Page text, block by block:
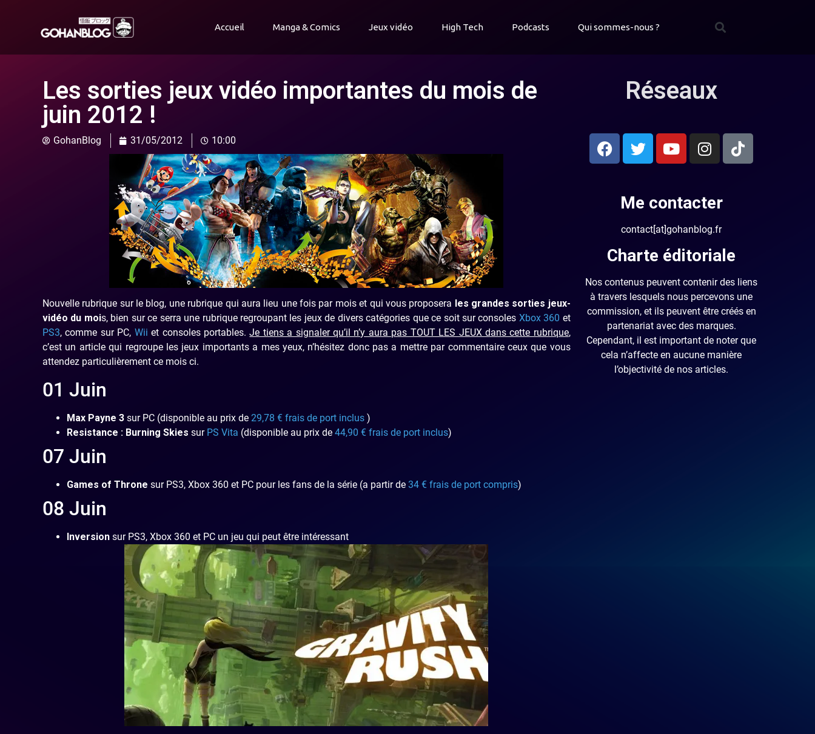
Accueil Manga & Comics Jeux vidéo High Tech Podcasts Qui sommes-nous ?
Les sorties jeux vidéo importantes du mois de
juin 2012 !
GohanBlog 31/05/2012 10:00
Nouvelle rubrique sur le blog, une rubrique qui aura lieu une fois par mois et qui vous proposera les grandes sorties jeux-
vidéo du mois, bien sur ce serra une rubrique regroupant les jeux de divers catégories que ce soit sur consoles Xbox 360 et
PS3, comme sur PC, Wii et consoles portables.Je tiens a signaler qu’il n’y aura pas TOUT LES JEUX dans cette rubrique,
c’est un article qui regroupe les jeux importants a mes yeux, n’hésitez donc pas a mettre par commentaire ceux que vous
attendez particulièrement ce mois ci.
01 Juin
Max Payne 3 sur PC (disponible au prix de 29,78 € frais de port inclus )
Resistance : Burning Skies sur PS Vita (disponible au prix de 44,90 € frais de port inclus)
07 Juin
Games of Throne sur PS3, Xbox 360 et PC pour les fans de la série (a partir de 34 € frais de port compris)
08 Juin
Inversion sur PS3, Xbox 360 et PC un jeu qui peut être intéressant
Réseaux
Me contacter
contact[at]gohanblog.fr
Charte éditoriale
Nos contenus peuvent contenir des liens
à travers lesquels nous percevons une
commission, et ils peuvent être créés en
partenariat avec des marques.
Cependant, il est important de noter que
cela n’affecte en aucune manière
l’objectivité de nos articles.